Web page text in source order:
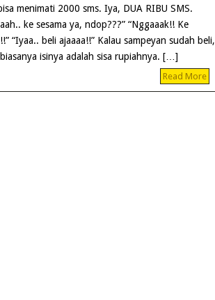
menimati 2000 sms. Iya, DUA RIBU SMS.
ke sesama ya, ndop???” “Nggaaak!! Ke
“Iyaa.. beli ajaaaa!!” Kalau sampeyan sudah beli,
isinya adalah sisa rupiahnya. […]
Read More